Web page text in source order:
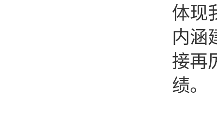
体现
内涵
接再
绩。